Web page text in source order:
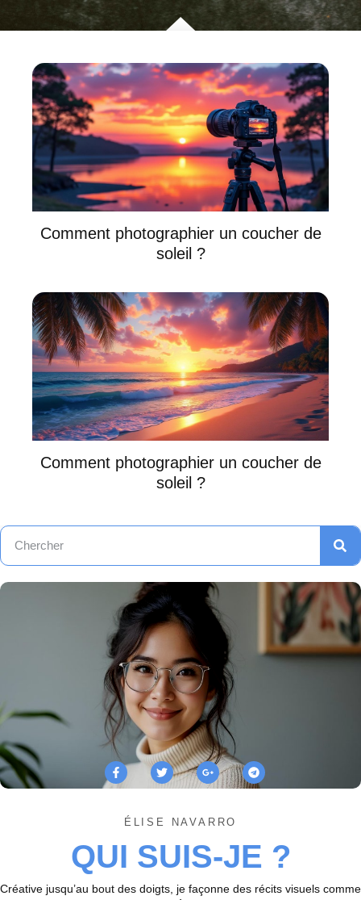
Comment photographier un coucher de
soleil ?
Comment photographier un coucher de
soleil ?
ÉLISE NAVARRO
QUI SUIS-JE ?
Créative jusqu’au bout des doigts, je façonne des récits visuels comme